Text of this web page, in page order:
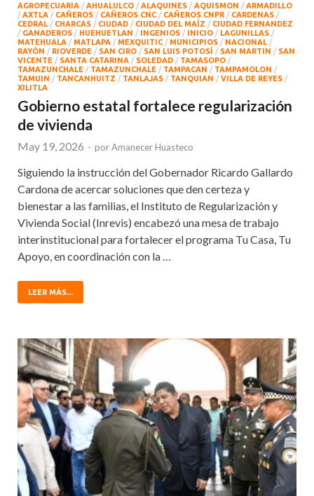
AGROPECUARIA / AHUALULCO / ALAQUINES / AQUISMON / ARMADILLO
/ AXTLA / CAÑEROS / CAÑEROS CNC / CAÑEROS CNPR / CARDENAS /
CEDRAL / CHARCAS / CIUDAD / CIUDAD DEL MAÍZ / CIUDAD FERNANDEZ
/ GANADEROS / HUEHUETLAN / INGENIOS / INICIO / LAGUNILLAS /
MATEHUALA / MATLAPA / MEXQUITIC / MUNICIPIOS / NACIONAL /
RAYÒN / RIOVERDE / SAN CIRO / SAN LUIS POTOSÍ / SAN MARTIN / SAN
VICENTE / SANTA CATARINA / SOLEDAD / TAMASOPO /
TAMAZUNCHALE / TAMAZUNCHALE / TAMPACAN / TAMPAMOLON /
TAMUIN / TANCANHUITZ / TANLAJAS / TANQUIAN / VILLA DE REYES /
XILITLA
Gobierno estatal fortalece regularización
de vivienda
May 19, 2026 - porAmanecer Huasteco
Siguiendo la instrucción del Gobernador Ricardo Gallardo
Cardona de acercar soluciones que den certeza y
bienestar a las familias, el Instituto de Regularización y
Vivienda Social (Inrevis) encabezó una mesa de trabajo
interinstitucional para fortalecer el programa Tu Casa, Tu
Apoyo, en coordinación con la …
LEER MÁS...